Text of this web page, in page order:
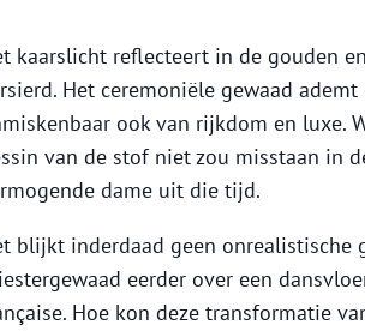
kaarslicht reflecteert in de gouden
Het ceremoniële gewaad
ook van rijkdom en luxe.
van de stof niet zou misstaan in
dame uit die tijd.
blijkt inderdaad geen onrealistische
eerder over een
Hoe kon deze transformatie